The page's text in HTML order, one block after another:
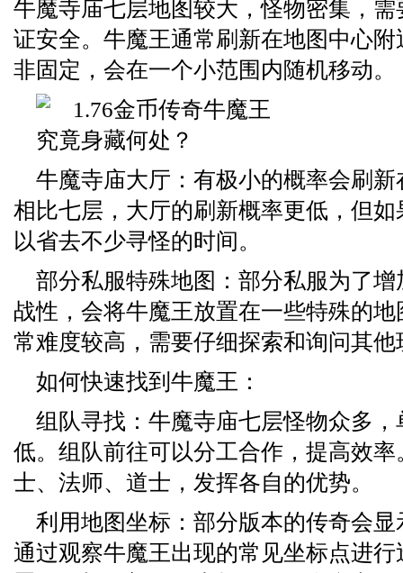
牛魔寺庙七层地图较大，怪物密集，
证安全。牛魔王通常刷新在地图中心
非固定，会在一个小范围内随机移动。
牛魔寺庙大厅：有极小的概率会刷
相比七层，大厅的刷新概率更低，但
以省去不少寻怪的时间。
部分私服特殊地图：部分私服为了
战性，会将牛魔王放置在一些特殊的
常难度较高，需要仔细探索和询问其他
如何快速找到牛魔王：
组队寻找：牛魔寺庙七层怪物众多
低。组队前往可以分工合作，提高效
士、法师、道士，发挥各自的优势。
利用地图坐标：部分版本的传奇会
通过观察牛魔王出现的常见坐标点进